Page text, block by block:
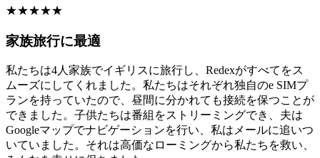
★★★★★
家族旅行に最適
私たちは4人家族でイギリスに旅行し、Redexがすべてをス
ムーズにしてくれました。私たちはそれぞれ独自のe SIMプ
ランを持っていたので、昼間に分かれても接続を保つことが
できました。子供たちは番組をストリーミングでき、夫は
Googleマップでナビゲーションを行い、私はメールに追いつ
いていました。それは高価なローミングから私たちを救い、